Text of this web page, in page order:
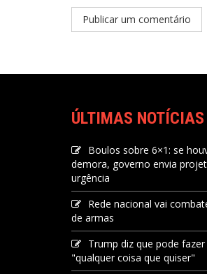
ÚLTIMAS NOTÍCIAS
Boulos sobre 6×1: se
demora, governo envia
urgência
Rede nacional vai
de armas
Trump diz que pode
"qualquer coisa que quiser"